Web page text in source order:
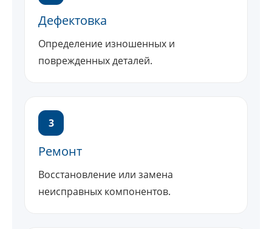
Дефектовка
Определение изношенных и
поврежденных деталей.
3
Ремонт
Восстановление или замена
неисправных компонентов.